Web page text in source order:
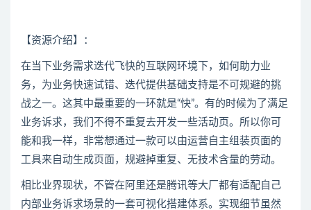
【资源介绍】：
在当下业务需求迭代飞快的互联网环境下，如何助力业
务，为业务快速试错、迭代提供基础支持是不可规避的挑
战之一。这其中最重要的一环就是“快”。有的时候为了满足
业务诉求，我们不得不重复去开发一些活动页。所以你可
能和我一样，非常想通过一款可以由运营自主组装页面的
工具来自动生成页面，规避掉重复、无技术含量的劳动。
相比业界现状，不管在阿里还是腾讯等大厂都有适配自己
内部业务诉求场景的一套可视化搭建体系。实现细节虽然